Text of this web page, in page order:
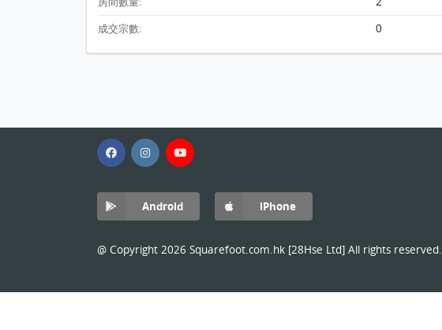
成交宗數: 0
Android iPhone
@ Copyright 2026 Squarefoot.com.hk [28Hse Ltd] All rights reserved.